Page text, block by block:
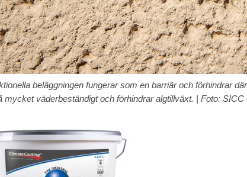
beläggningen fungerar som en barriär och förhindrar
mycket väderbeständigt och förhindrar algtillväxt. | Foto: